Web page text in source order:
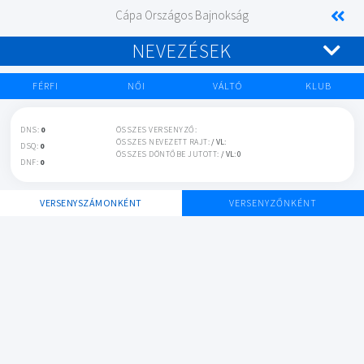
Cápa Országos Bajnokság
NEVEZÉSEK
FÉRFI NŐI VÁLTÓ KLUB
DNS: 0
DSQ: 0
DNF: 0
ÖSSZES VERSENYZŐ:
ÖSSZES NEVEZETT RAJT:/ VL:
ÖSSZES DÖNTŐBE JUTOTT: / VL: 0
VERSENYSZÁMONKÉNT VERSENYZŐNKÉNT